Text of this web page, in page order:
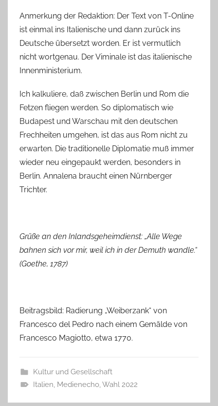
Anmerkung der Redaktion: Der Text von T-Online
ist einmal ins Italienische und dann zurück ins
Deutsche übersetzt worden. Er ist vermutlich
nicht wortgenau. Der Viminale ist das italienische
Innenministerium.
Ich kalkuliere, daß zwischen Berlin und Rom die
Fetzen fliegen werden. So diplomatisch wie
Budapest und Warschau mit den deutschen
Frechheiten umgehen, ist das aus Rom nicht zu
erwarten. Die traditionelle Diplomatie muß immer
wieder neu eingepaukt werden, besonders in
Berlin. Annalena braucht einen Nürnberger
Trichter.
Grüße an den Inlandsgeheimdienst: „Alle Wege
bahnen sich vor mir, weil ich in der Demuth wandle.“
(Goethe, 1787)
Beitragsbild: Radierung „Weiberzank“ von
Francesco del Pedro nach einem Gemälde von
Francesco Magiotto, etwa 1770.
Kultur und Gesellschaft
Italien, Medienecho,Wahl 2022